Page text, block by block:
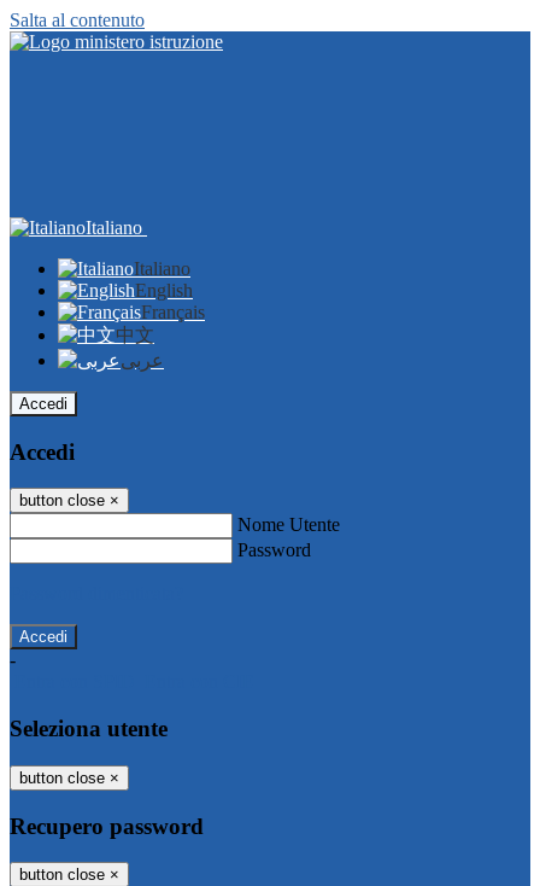
Salta al contenuto
Italiano
Italiano
English
Français
中文
عربى
Accedi
Accedi
button close ×
Nome Utente
Password
-
Seleziona utente
button close ×
Recupero password
button close ×